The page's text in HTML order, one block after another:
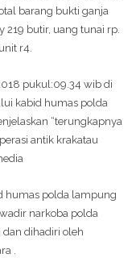
barang bukti ganja
219 butir, uang tunai rp.
r4.
pukul:09.34 wib di
kabid humas polda
“terungkapnya
antik krakatau
humas polda lampung
narkoba polda
dihadiri oleh
.